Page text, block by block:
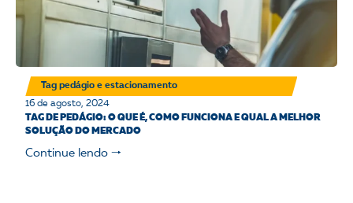
Tag pedágio e estacionamento
16 de agosto, 2024
TAG DE PEDÁGIO: O QUE É, COMO FUNCIONA E QUAL A MELHOR
SOLUÇÃO DO MERCADO
Continue lendo 🠒